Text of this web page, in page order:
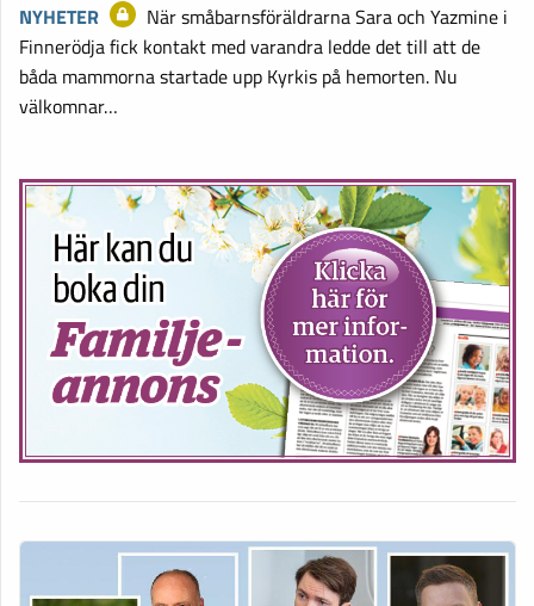
NYHETER
När småbarnsföräldrarna Sara och Yazmine i
Finnerödja fick kontakt med varandra ledde det till att de
båda mammorna startade upp Kyrkis på hemorten. Nu
välkomnar…